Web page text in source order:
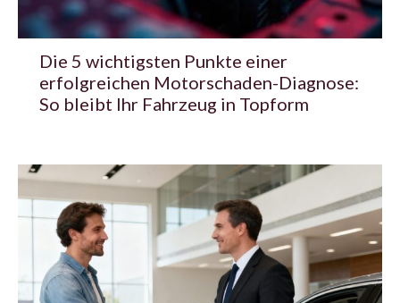
Die 5 wichtigsten Punkte einer
erfolgreichen Motorschaden-Diagnose:
So bleibt Ihr Fahrzeug in Topform